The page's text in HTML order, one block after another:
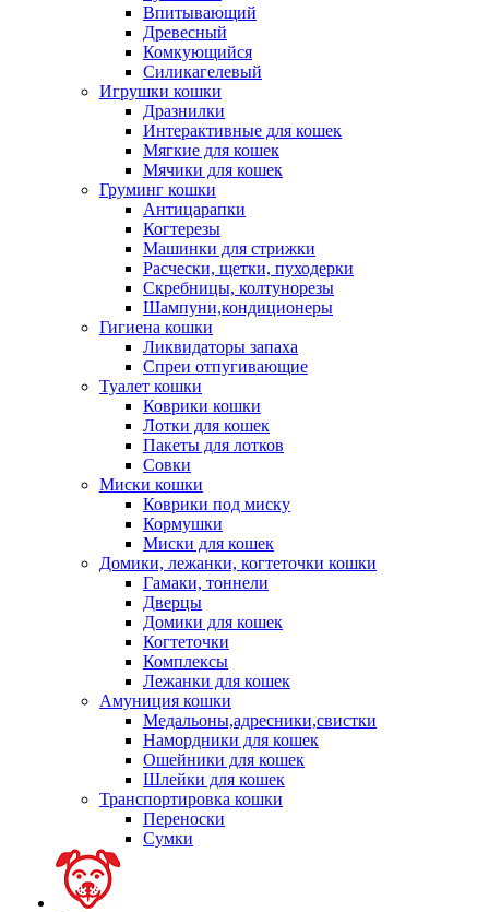
Впитывающий
Древесный
Комкующийся
Силикагелевый
Игрушки кошки
Дразнилки
Интерактивные для кошек
Мягкие для кошек
Мячики для кошек
Груминг кошки
Антицарапки
Когтерезы
Машинки для стрижки
Расчески, щетки, пуходерки
Скребницы, колтунорезы
Шампуни,кондиционеры
Гигиена кошки
Ликвидаторы запаха
Спреи отпугивающие
Туалет кошки
Коврики кошки
Лотки для кошек
Пакеты для лотков
Совки
Миски кошки
Коврики под миску
Кормушки
Миски для кошек
Домики, лежанки, когтеточки кошки
Гамаки, тоннели
Дверцы
Домики для кошек
Когтеточки
Комплексы
Лежанки для кошек
Амуниция кошки
Медальоны,адресники,свистки
Намордники для кошек
Ошейники для кошек
Шлейки для кошек
Транспортировка кошки
Переноски
Сумки